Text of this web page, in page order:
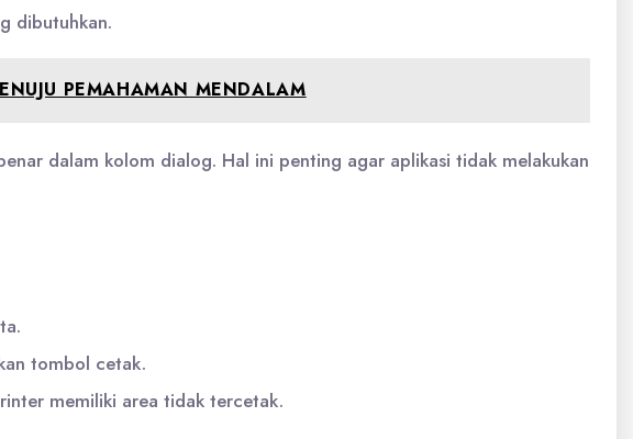
dibutuhkan.
PEMAHAMAN MENDALAM
dalam kolom dialog. Hal ini penting agar aplikasi tidak melakukan
tombol cetak.
memiliki area tidak tercetak.